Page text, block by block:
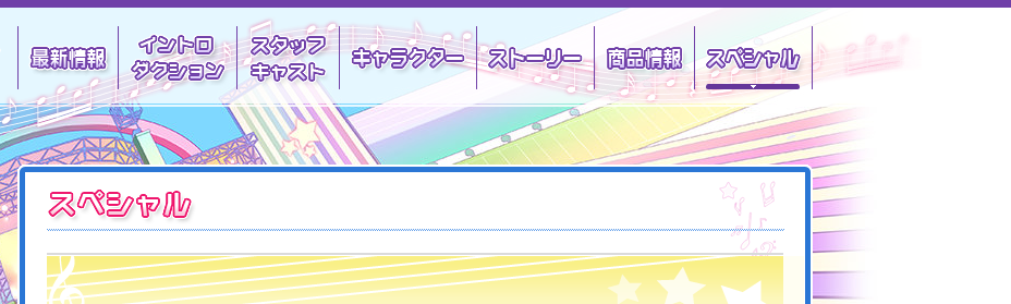
最新情報 イントロダクションスタッフキャスト キャラクター ストーリー 商品情報